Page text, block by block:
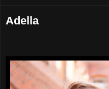
Adella